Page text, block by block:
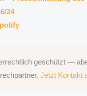
24
geschützt —
Jetzt Kontakt